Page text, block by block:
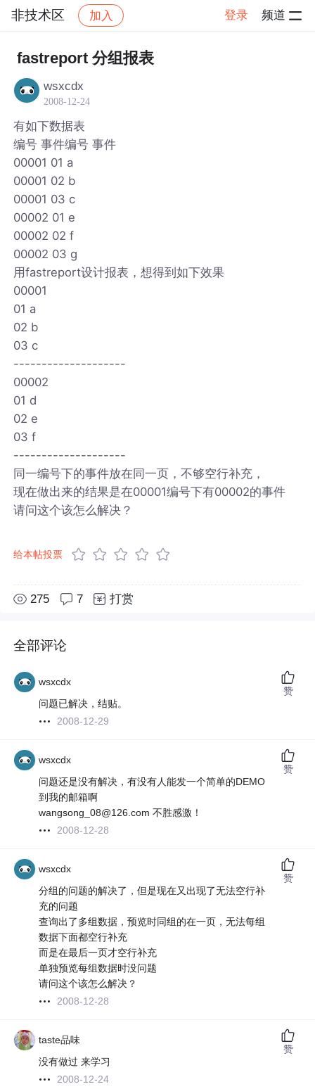
非技术区 加入 登录 频道
社区 非技术区 帖子详情
fastreport 分组报表
wsxcdx
2008-12-24
有如下数据表
编号 事件编号 事件
00001 01 a
00001 02 b
00001 03 c
00002 01 e
00002 02 f
00002 03 g
用fastreport设计报表，想得到如下效果
00001
01 a
02 b
03 c
--------------------
00002
01 d
02 e
03 f
--------------------
同一编号下的事件放在同一页，不够空行补充，
现在做出来的结果是在00001编号下有00002的事件
请问这个该怎么解决？
给本帖投票
275 7 打赏
全部评论
wsxcdx
问题已解决，结贴。
2008-12-29
赞
wsxcdx
问题还是没有解决，有没有人能发一个简单的DEMO
到我的邮箱啊
wangsong_08@126.com 不胜感激！
2008-12-28
赞
wsxcdx
分组的问题的解决了，但是现在又出现了无法空行补
充的问题
查询出了多组数据，预览时同组的在一页，无法每组
数据下面都空行补充
而是在最后一页才空行补充
单独预览每组数据时没问题
请问这个该怎么解决？
2008-12-28
赞
taste品味
没有做过 来学习
2008-12-24
赞